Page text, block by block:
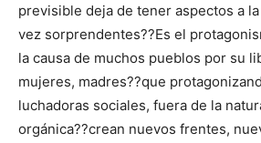
previsible deja de tener aspectos a
vez sorprendentes??Es el
la causa de muchos pueblos por su
mujeres, madres??que
luchadoras sociales, fuera de la
orgánica??crean nuevos frentes,